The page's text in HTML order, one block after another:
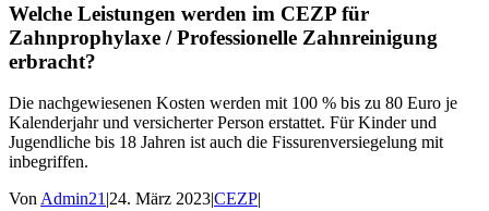
Welche Leistungen werden im CEZP für
Zahnprophylaxe / Professionelle Zahnreinigung
erbracht?
Die nachgewiesenen Kosten werden mit 100 % bis zu 80 Euro je
Kalenderjahr und versicherter Person erstattet. Für Kinder und
Jugendliche bis 18 Jahren ist auch die Fissurenversiegelung mit
inbegriffen.
VonAdmin21|24. März 2023|CEZP|